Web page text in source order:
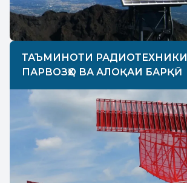
ТАЪМИНОТИ
ПАРВОЗҲО ВА АЛОҚАИ БАРҚӢ